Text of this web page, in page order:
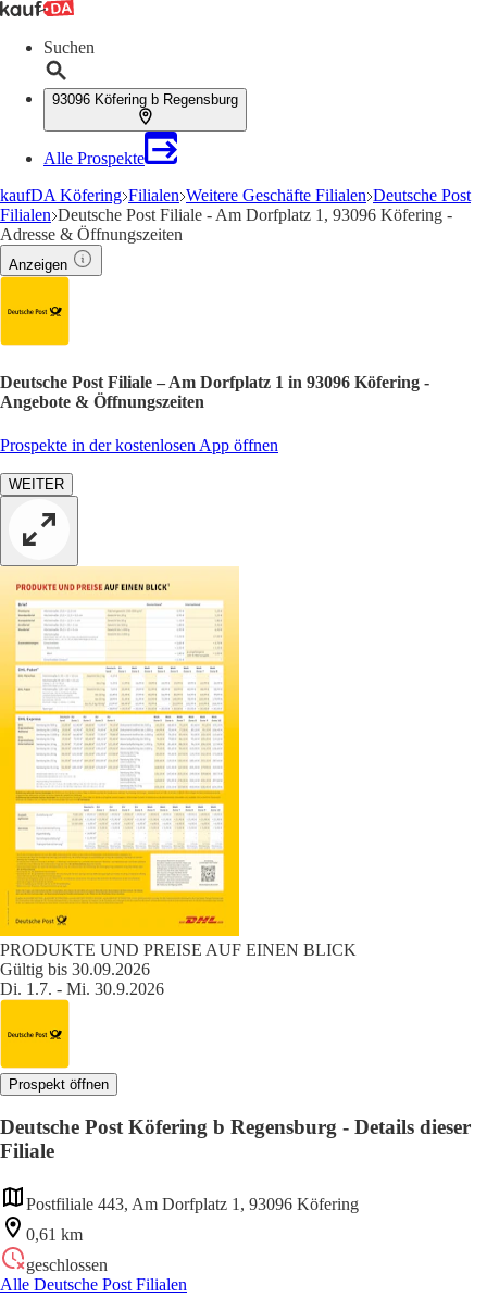
Suchen
93096 Köfering b Regensburg
Alle Prospekte
kaufDA Köfering Filialen Weitere Geschäfte Filialen Deutsche Post
Filialen Deutsche Post Filiale - Am Dorfplatz 1, 93096 Köfering -
Adresse & Öffnungszeiten
Anzeigen
Deutsche Post Filiale – Am Dorfplatz 1 in 93096 Köfering -
Angebote & Öffnungszeiten
Prospekte in der kostenlosen App öffnen
WEITER
PRODUKTE UND PREISE AUF EINEN BLICK
Gültig bis 30.09.2026
Di. 1.7. - Mi. 30.9.2026
Prospekt öffnen
Deutsche Post Köfering b Regensburg - Details dieser
Filiale
Postfiliale 443, Am Dorfplatz 1, 93096 Köfering
0,61 km
geschlossen
Alle Deutsche Post Filialen